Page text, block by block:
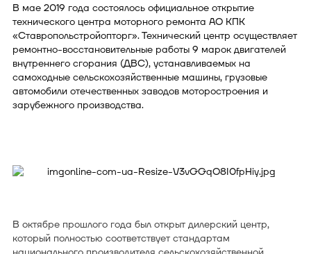
В мае 2019 года состоялось официальное открытие
технического центра моторного ремонта АО КПК
«Ставропольстройопторг». Технический центр осуществляет
ремонтно-восстановительные работы 9 марок двигателей
внутреннего сгорания (ДВС), устанавливаемых на
самоходные сельскохозяйственные машины, грузовые
автомобили отечественных заводов моторостроения и
зарубежного производства.
В октябре прошлого года был открыт дилерский центр,
который полностью соответствует стандартам